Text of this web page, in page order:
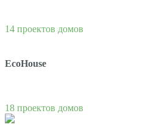
14 проектов домов
EcoHouse
18 проектов домов